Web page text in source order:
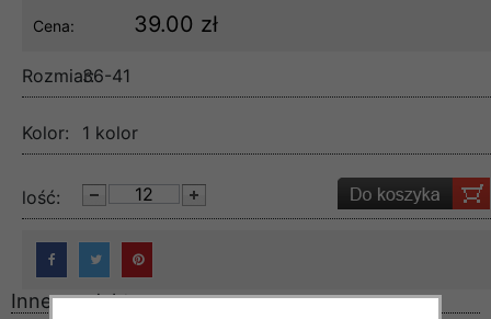
Cena: 39.00 zł
Rozmiar:36-41
Kolor: 1 kolor
lość:
Inne produkty